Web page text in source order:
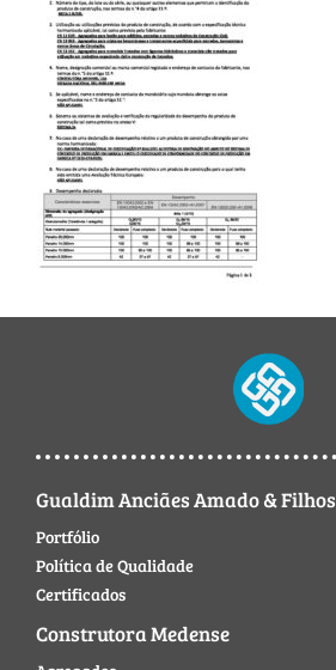
Gualdim Anciães Amado & Filhos
Portfólio
Política de Qualidade
Certificados
Construtora Medense